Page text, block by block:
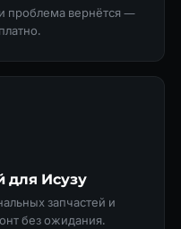
проблема вернётся —
для Исузу
запчастей и
без ожидания.